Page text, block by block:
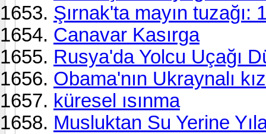
Şırnak'ta mayın tuzağı:
Canavar Kasırga
Rusya'da Yolcu Uçağı
Obama'nın Ukraynalı
küresel ısınma
Musluktan Su Yerine